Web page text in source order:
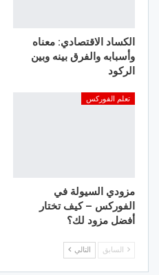
الكساد الاقتصادي: معناه
وأسبابه والفرق بينه وبين
الركود
تعلم الفوركس
مزودي السيولة في
الفوركس – كيف تختار
أفضل مزود لك؟
السابق التالي